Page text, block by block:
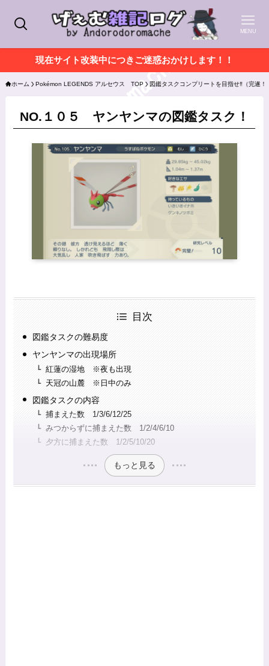
MENU
現在サイト改装中につきご迷惑おかけします！！
ホーム Pokémon LEGENDS アルセウス TOP 図鑑タスクコンプリートを目指せ‼（完遂！
NO.１０５ ヤンヤンマの図鑑タスク！
目次
図鑑タスクの難易度
ヤンヤンマの出現場所
紅蓮の湿地 ※夜も出現
天冠の山麓 ※日中のみ
図鑑タスクの内容
捕まえた数 1/3/6/12/25
みつからずに捕まえた数 1/2/4/6/10
夕方に捕まえた数 1/2/5/10/20
もっと見る